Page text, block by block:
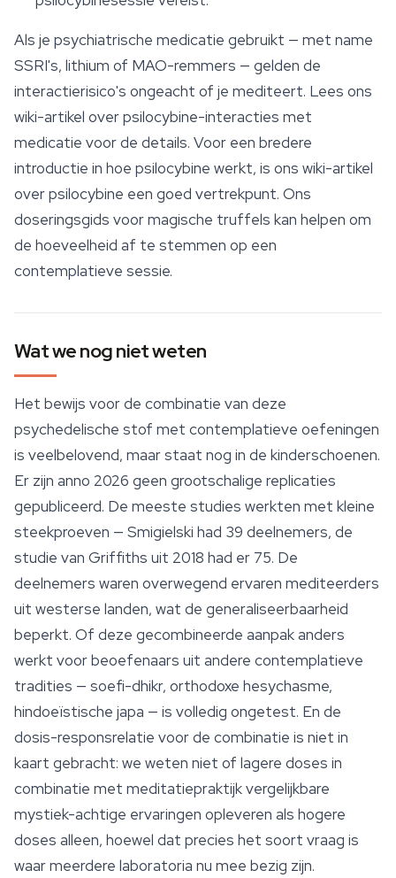
Als je psychiatrische medicatie gebruikt — met name
SSRI's, lithium of MAO-remmers — gelden de
interactierisico's ongeacht of je mediteert. Lees ons
wiki-artikel over psilocybine-interacties met
medicatie voor de details. Voor een bredere
introductie in hoe psilocybine werkt, is ons wiki-artikel
over psilocybine een goed vertrekpunt. Ons
doseringsgids voor magische truffels kan helpen om
de hoeveelheid af te stemmen op een
contemplatieve sessie.
Wat we nog niet weten
Het bewijs voor de combinatie van deze
psychedelische stof met contemplatieve oefeningen
is veelbelovend, maar staat nog in de kinderschoenen.
Er zijn anno 2026 geen grootschalige replicaties
gepubliceerd. De meeste studies werkten met kleine
steekproeven — Smigielski had 39 deelnemers, de
studie van Griffiths uit 2018 had er 75. De
deelnemers waren overwegend ervaren mediteerders
uit westerse landen, wat de generaliseerbaarheid
beperkt. Of deze gecombineerde aanpak anders
werkt voor beoefenaars uit andere contemplatieve
tradities — soefi-dhikr, orthodoxe hesychasme,
hindoeïstische japa — is volledig ongetest. En de
dosis-responsrelatie voor de combinatie is niet in
kaart gebracht: we weten niet of lagere doses in
combinatie met meditatiepraktijk vergelijkbare
mystiek-achtige ervaringen opleveren als hogere
doses alleen, hoewel dat precies het soort vraag is
waar meerdere laboratoria nu mee bezig zijn.